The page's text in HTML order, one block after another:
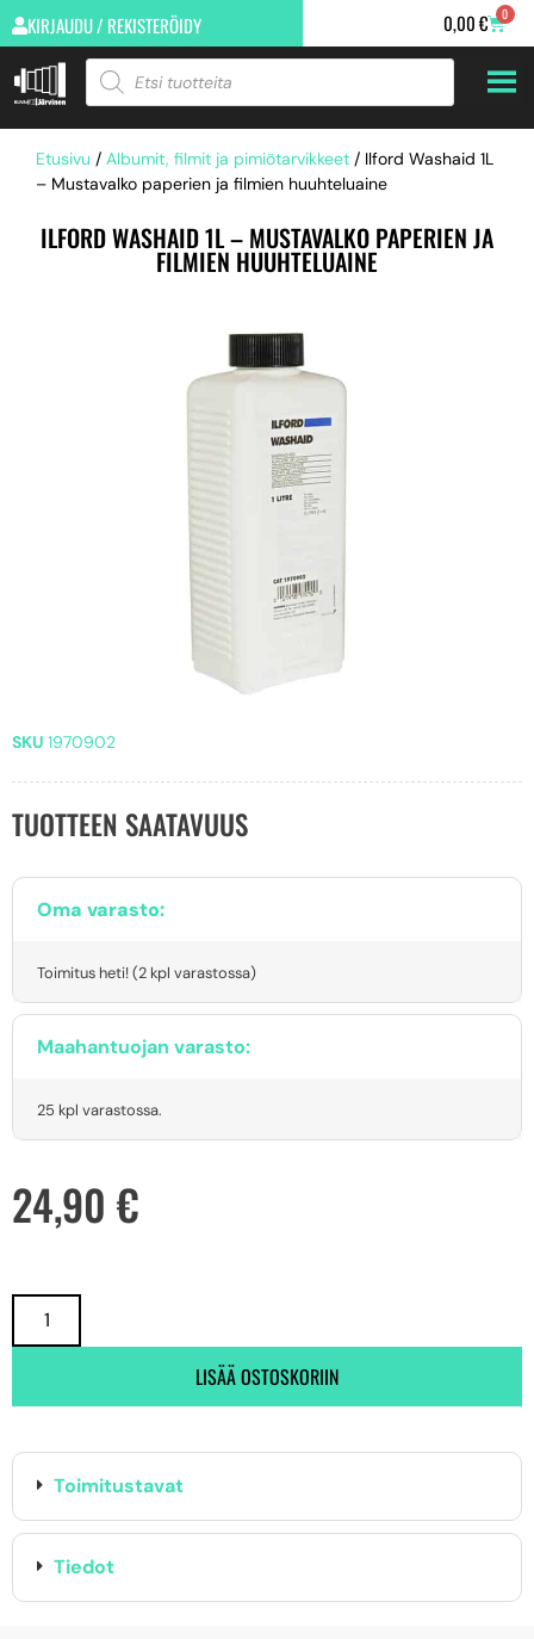
KIRJAUDU / REKISTERÖIDY 0,00€ 0
Etusivu / Albumit, filmit ja pimiötarvikkeet / Ilford Washaid 1L
– Mustavalko paperien ja filmien huuhteluaine
ILFORD WASHAID 1L – MUSTAVALKO PAPERIEN JA
FILMIEN HUUHTELUAINE
SKU 1970902
TUOTTEEN SAATAVUUS
Oma varasto:
Toimitus heti! (2 kpl varastossa)
Maahantuojan varasto:
25 kpl varastossa.
24,90 €
LISÄÄ OSTOSKORIIN
Toimitustavat
Tiedot